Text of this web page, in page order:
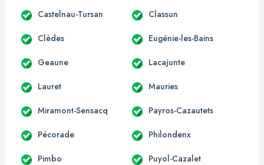
Castelnau-Tursan Classun
Clèdes Eugénie-les-Bains
Geaune Lacajunte
Lauret Mauries
Miramont-Sensacq Payros-Cazautets
Pécorade Philondenx
Pimbo Puyol-Cazalet